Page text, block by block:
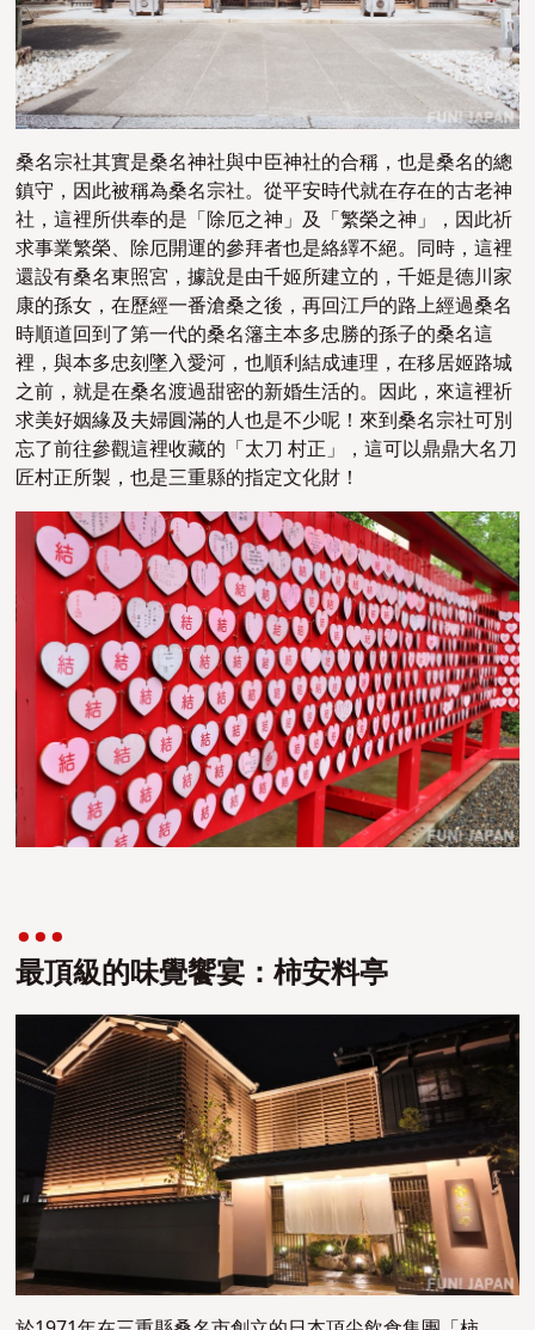
桑名宗社其實是桑名神社與中臣神社的合稱，也是桑名的總
鎮守，因此被稱為桑名宗社。從平安時代就在存在的古老神
社，這裡所供奉的是「除厄之神」及「繁榮之神」，因此祈
求事業繁榮、除厄開運的參拜者也是絡繹不絕。同時，這裡
還設有桑名東照宮，據說是由千姬所建立的，千姫是德川家
康的孫女，在歷經一番滄桑之後，再回江戶的路上經過桑名
時順道回到了第一代的桑名籓主本多忠勝的孫子的桑名這
裡，與本多忠刻墜入愛河，也順利結成連理，在移居姬路城
之前，就是在桑名渡過甜密的新婚生活的。因此，來這裡祈
求美好姻緣及夫婦圓滿的人也是不少呢！來到桑名宗社可別
忘了前往參觀這裡收藏的「太刀 村正」，這可以鼎鼎大名刀
匠村正所製，也是三重縣的指定文化財！
最頂級的味覺饗宴：柿安料亭